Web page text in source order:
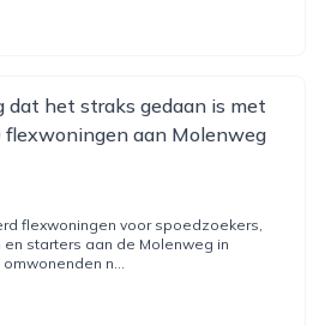
dat het straks gedaan is met
flexwoningen aan Molenweg
flexwoningen voor spoedzoekers,
starters aan de Molenweg in
n...